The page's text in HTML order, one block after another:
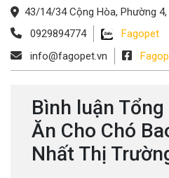
43/14/34 Cộng Hòa, Phường 4,
0929894774
Fagopet
info@fagopet.vn
Bình luận
Ăn Cho Chó
Nhất Thị